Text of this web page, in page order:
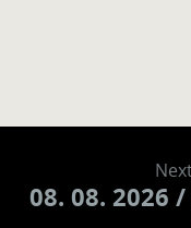
08. 08. 2026 /